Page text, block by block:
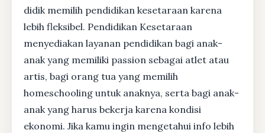
didik memilih pendidikan kesetaraan karena
lebih fleksibel. Pendidikan Kesetaraan
menyediakan layanan pendidikan bagi anak-
anak yang memiliki passion sebagai atlet atau
artis, bagi orang tua yang memilih
homeschooling untuk anaknya, serta bagi anak-
anak yang harus bekerja karena kondisi
ekonomi. Jika kamu ingin mengetahui info lebih